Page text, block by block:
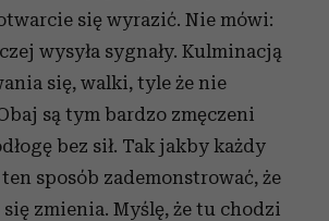
się wyrazić. Nie mówi:
wysyła sygnały. Kulminacją
się, walki, tyle że nie
są tym bardzo zmęczeni
bez sił. Tak jakby każdy
sposób zademonstrować, że
zmienia. Myślę, że tu chodzi